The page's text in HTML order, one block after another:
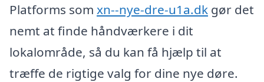
Platforms som xn--nye-dre-u1a.dk gør det
nemt at finde håndværkere i dit
lokalområde, så du kan få hjælp til at
træffe de rigtige valg for dine nye døre.